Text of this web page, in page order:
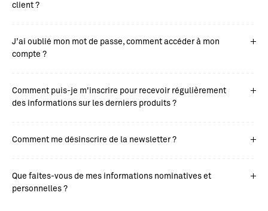
client ?
J’ai oublié mon mot de passe, comment accéder à mon
compte ?
Comment puis-je m'inscrire pour recevoir régulièrement
des informations sur les derniers produits ?
Comment me désinscrire de la newsletter ?
Que faites-vous de mes informations nominatives et
personnelles ?